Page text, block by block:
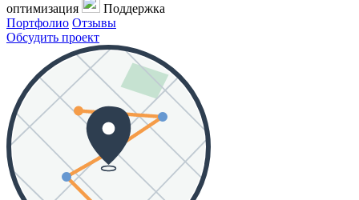
оптимизация
Поддержка
Портфолио Отзывы
Обсудить проект